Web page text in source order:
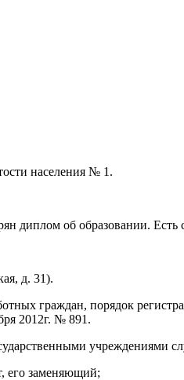
населения № 1.
диплом об образовании.
д. 31).
граждан, порядок
2012г. № 891.
учреждениями
его заменяющий;